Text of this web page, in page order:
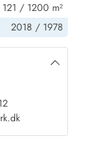
121 / 1200 m²
2018 / 1978